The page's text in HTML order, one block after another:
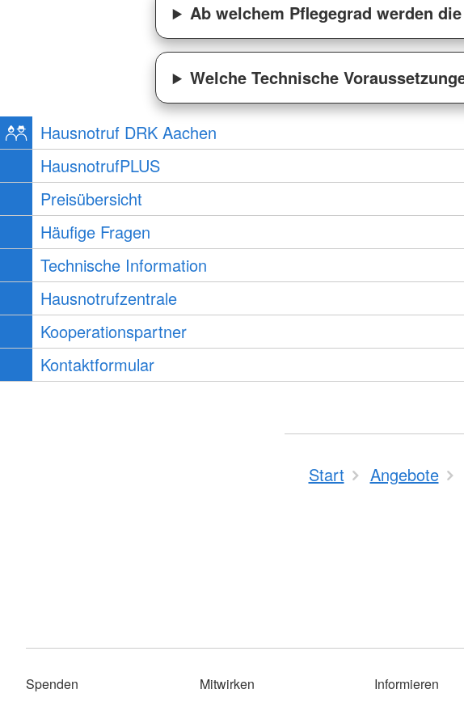
Ab welchem Pflegegrad werden
Welche Technische
Hausnotruf DRK Aachen
HausnotrufPLUS
Preisübersicht
Häufige Fragen
Technische Information
Hausnotrufzentrale
Kooperationspartner
Kontaktformular
Start Angebote
Spenden Mitwirken Informieren